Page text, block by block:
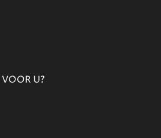
VOOR U?